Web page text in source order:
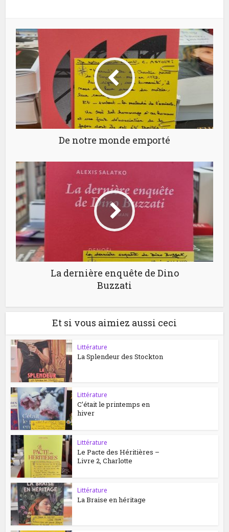
De notre monde emporté
La dernière enquête de Dino
Buzzati
Et si vous aimiez aussi ceci
Littérature
La Splendeur des Stockton
Littérature
C’était le printemps en
hiver
Littérature
Le Pacte des Héritières –
Livre 2, Charlotte
Littérature
La Braise en héritage